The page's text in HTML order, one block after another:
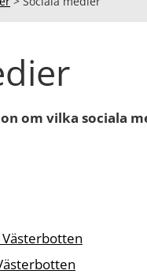
om vilka sociala
Västerbotten